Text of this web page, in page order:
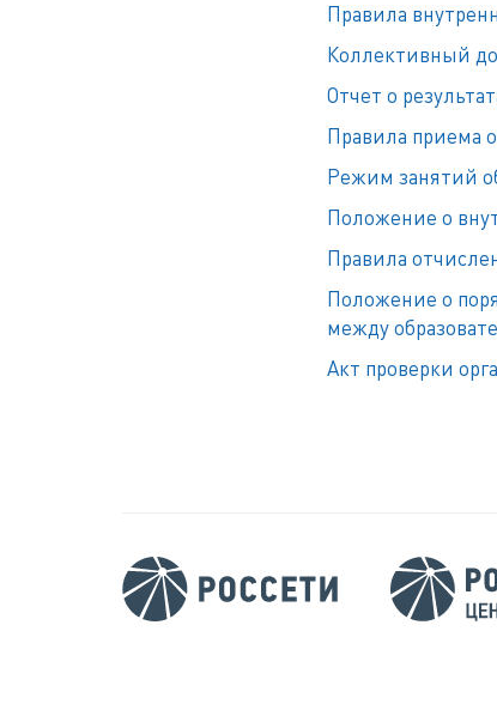
Правила
Коллективный
Отчет о
Правила приема
Режим занятий
Положение о
Правила
Положение о
между
Акт проверки